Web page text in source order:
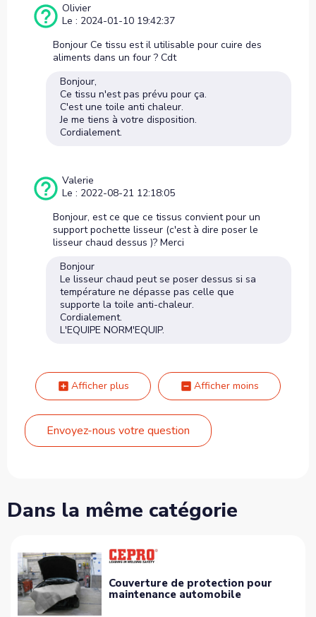
Olivier
Le : 2024-01-10 19:42:37
Bonjour Ce tissu est il utilisable pour cuire des
aliments dans un four ? Cdt
Bonjour,
Ce tissu n'est pas prévu pour ça.
C'est une toile anti chaleur.
Je me tiens à votre disposition.
Cordialement.
Valerie
Le : 2022-08-21 12:18:05
Bonjour, est ce que ce tissus convient pour un
support pochette lisseur (c'est à dire poser le
lisseur chaud dessus )? Merci
Bonjour
Le lisseur chaud peut se poser dessus si sa
température ne dépasse pas celle que
supporte la toile anti-chaleur.
Cordialement.
L'EQUIPE NORM'EQUIP.
Afficher plus Afficher moins
Envoyez-nous votre question
Dans la même catégorie
Couverture de protection pour
maintenance automobile